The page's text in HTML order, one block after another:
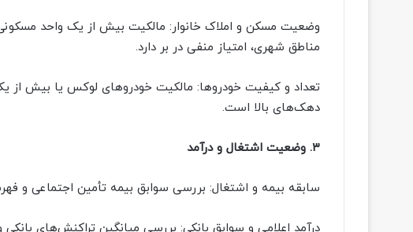
وضعیت مسکن و املاک خانوار: مالکیت بیش از یک واحد
مناطق شهری، امتیاز منفی در بر دارد.
تعداد و کیفیت خودروها: مالکیت خودروهای لوکس یا بیش از
دهک‌های بالا است.
۳. وضعیت اشتغال و درآمد
سابقه بیمه و اشتغال: بررسی سوابق بیمه تأمین اجتماعی و
درآمد اعلامی و سوابق بانکی: بررسی میانگین تراکنش‌های